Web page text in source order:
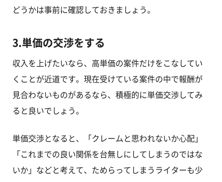
どうかは事前に確認しておきましょう。
3.単価の交渉をする
収入を上げたいなら、高単価の案件だけをこなしてい
くことが近道です。現在受けている案件の中で報酬が
見合わないものがあるなら、積極的に単価交渉してみ
ると良いでしょう。
単価交渉となると、「クレームと思われないか心配」
「これまでの良い関係を台無しにしてしまうのではな
いか」などと考えて、ためらってしまうライターも少